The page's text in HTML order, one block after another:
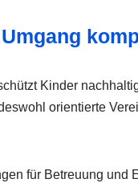
Kinder
orientierte
für Betreuung und